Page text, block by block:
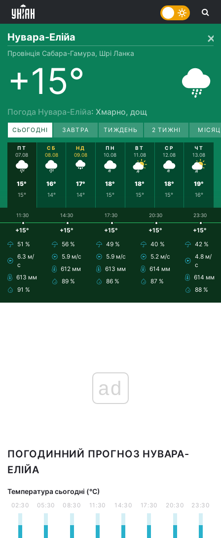
Нувара-Елійа
Провінція Сабара-Гамура, Шрі Ланка
+15°
Погода Нувара-Елійа: Хмарно, дощ
СЬОГОДНІ ЗАВТРА ТИЖДЕНЬ 2 ТИЖНІ
ПТ
07.08
15°
15°
СБ
08.08
16°
14°
НД
09.08
17°
14°
ПН
10.08
18°
15°
ВТ
11.08
18°
15°
СР
12.08
18°
15°
ЧТ
13.08
19°
16°
11:30
+15°
51 %
6.3 м/
с
613 мм
91 %
14:30
+15°
56 %
5.9 м/с
612 мм
89 %
17:30
+15°
49 %
5.9 м/с
613 мм
86 %
20:30
+15°
40 %
5.2 м/с
614 мм
87 %
23:30
+15°
42 %
4.8 м/
с
614 мм
88 %
ad
ПОГОДИННИЙ ПРОГНОЗ НУВАРА-
ЕЛІЙА
Температура сьогодні (°С)
02:30 05:30 08:30 11:30 14:30 17:30 20:30 23:30